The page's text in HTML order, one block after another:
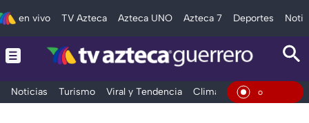
en vivo TV Azteca Azteca UNO Azteca 7 Deportes
Noticias Turismo Viral y Tendencia Clima Deportes En